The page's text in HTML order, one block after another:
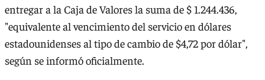
entregar a la Caja de Valores la suma de $ 1.244.436,
"equivalente al vencimiento del servicio en dólares
estadounidenses al tipo de cambio de $4,72 por dólar",
según se informó oficialmente.